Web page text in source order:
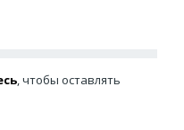
, чтобы оставлять